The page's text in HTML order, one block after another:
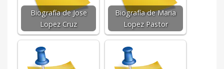
Biografía de Jose
Lopez Cruz
Biografía de Maria
Lopez Pastor